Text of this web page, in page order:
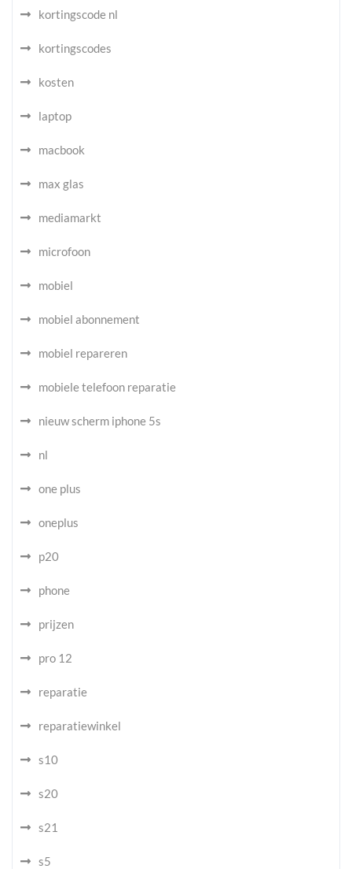
kortingscode nl
kortingscodes
kosten
laptop
macbook
max glas
mediamarkt
microfoon
mobiel
mobiel abonnement
mobiel repareren
mobiele telefoon reparatie
nieuw scherm iphone 5s
nl
one plus
oneplus
p20
phone
prijzen
pro 12
reparatie
reparatiewinkel
s10
s20
s21
s5